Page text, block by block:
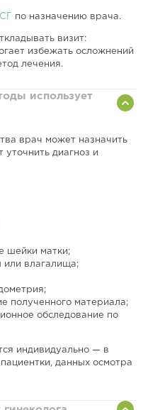
по назначению врача.
визит:
избежать осложнений
лечения.
использует
врач может назначить
уточнить диагноз и
шейки матки;
или влагалища;
полученного материала;
обследование по
индивидуально — в
данных осмотра